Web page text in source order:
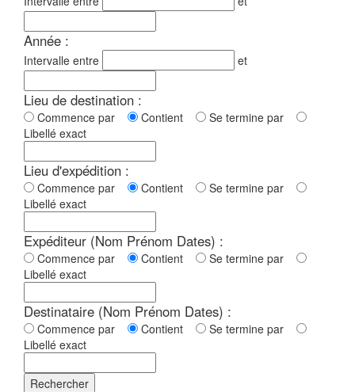
Année :
Intervalle entre et
Lieu de destination :
Commence par Contient
Se termine par
Libellé exact
Lieu d'expédition :
Commence par Contient
Se termine par
Libellé exact
Expéditeur (Nom Prénom Dates) :
Commence par Contient
Se termine par
Libellé exact
Destinataire (Nom Prénom Dates) :
Commence par Contient
Se termine par
Libellé exact
Rechercher